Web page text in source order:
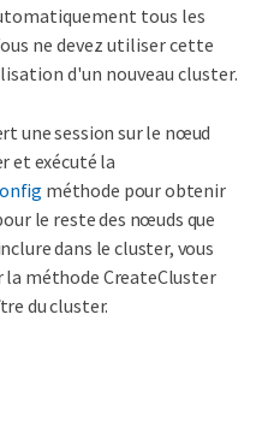
tous les
ne devez utiliser cette
d'un nouveau cluster.
une session sur le nœud
et exécuté la
méthode pour obtenir
le reste des nœuds que
dans le cluster, vous
la méthode CreateCluster
du cluster.